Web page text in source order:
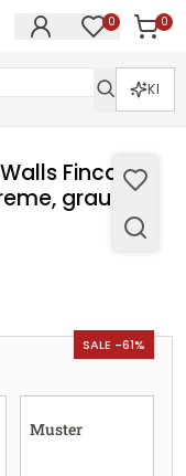
0 0
KI
Finca
grau -
SALE -61%
Muster